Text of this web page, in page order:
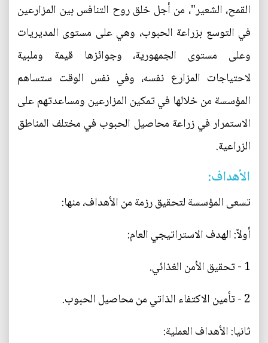
القمح، الشعير"، من أجل خلق روح التنافس بين المزارعين
في التوسع بزراعة الحبوب، وهي على مستوى المديريات
وعلى مستوى الجمهورية، وجوائزها قيمة وملبية
لاحتياجات المزارع نفسه، وفي نفس الوقت ستساهم
المؤسسة من خلالها في تمكين المزارعين ومساعدتهم على
الاستمرار في زراعة محاصيل الحبوب في مختلف المناطق
الزراعية.
الأهداف:
تسعى المؤسسة لتحقيق رزمة من الأهداف، منها:
أولاً: الهدف الاستراتيجي العام:
1 - تحقيق الأمن الغذائي.
2 - تأمين الاكتفاء الذاتي من محاصيل الحبوب.
ثانيا: الأهداف العملية: